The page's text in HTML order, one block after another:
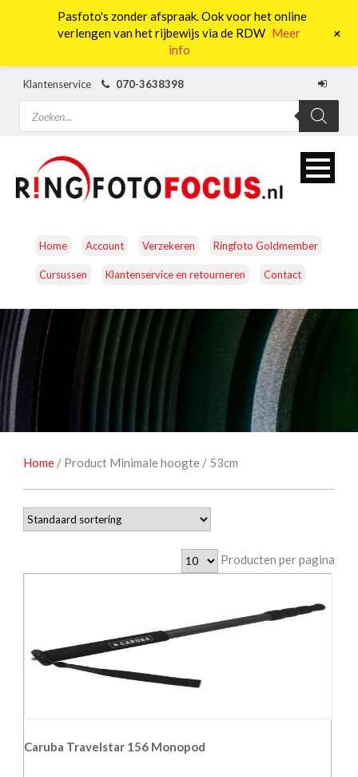
Klantenservice
070-3638398
Producten
zoeken
Home Account Verzekeren Ringfoto Goldmember
Cursussen Klantenservice en retourneren Contact
CAMERA’S OBJECTIEVEN ACCESSOIRES
NATUUROBSERVATIE
STUDIOFOTOGRAFIE
Home / Product Minimale hoogte / 53cm
Producten per pagina
Caruba Travelstar 156 Monopod
Pasfoto's zonder afspraak. Ook voor het online
verlengen van het rijbewijs via de RDW Meer
info
+